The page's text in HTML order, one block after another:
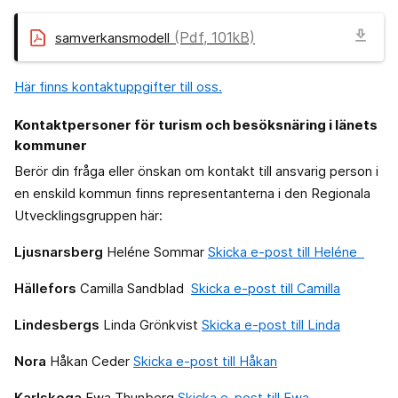
samverkansmodell (Pdf, 101kB) download
Här finns kontaktuppgifter till oss.
Kontaktpersoner för turism och besöksnäring i länets
kommuner
Berör din fråga eller önskan om kontakt till ansvarig person i
en enskild kommun finns representanterna i den Regionala
Utvecklingsgruppen här:
Ljusnarsberg Heléne Sommar Skicka e-post till Heléne
Hällefors Camilla Sandblad Skicka e-post till Camilla
Lindesbergs Linda Grönkvist Skicka e-post till Linda
Nora Håkan Ceder Skicka e-post till Håkan